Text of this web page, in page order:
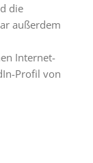
die
außerdem
Internet-
Profil von